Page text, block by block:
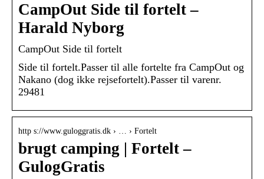
CampOut Side til fortelt –
Harald Nyborg
CampOut Side til fortelt
Side til fortelt.Passer til alle fortelte fra CampOut og
Nakano (dog ikke rejsefortelt).Passer til varenr.
29481
http s://www.guloggratis.dk › … › Fortelt
brugt camping | Fortelt –
GulogGratis